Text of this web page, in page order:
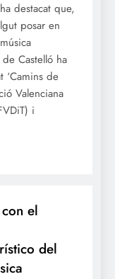
destacat que,
posar en
Castelló ha
‘Camins de
Valenciana
i
el
del